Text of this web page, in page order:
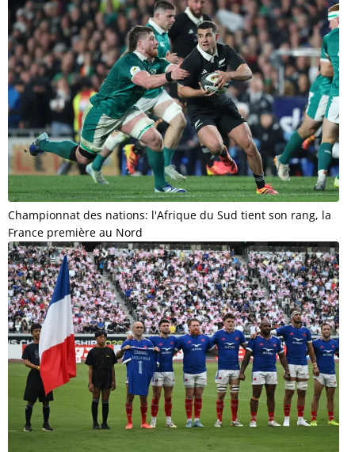
Championnat des nations: l'Afrique du Sud tient son rang, la
France première au Nord